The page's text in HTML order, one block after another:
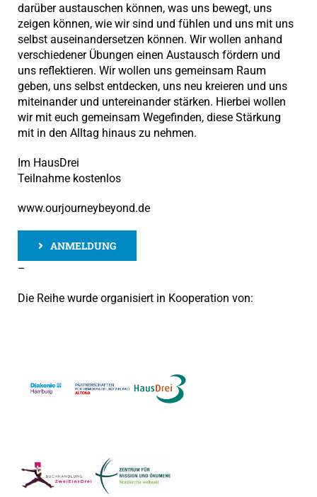
darüber austauschen können, was uns bewegt, uns
zeigen können, wie wir sind und fühlen und uns mit uns
selbst auseinandersetzen können. Wir wollen anhand
verschiedener Übungen einen Austausch fördern und
uns reflektieren. Wir wollen uns gemeinsam Raum
geben, uns selbst entdecken, uns neu kreieren und uns
miteinander und untereinander stärken. Hierbei wollen
wir mit euch gemeinsam Wegefinden, diese Stärkung
mit in den Alltag hinaus zu nehmen.
Im HausDrei
Teilnahme kostenlos
www.ourjourneybeyond.de
ANMELDUNG
–
Die Reihe wurde organisiert in Kooperation von: